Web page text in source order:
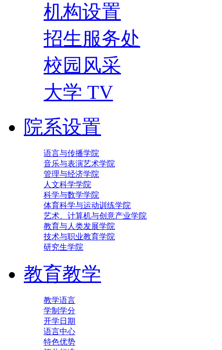
机构设置
招生服务处
校园风采
大学 TV
院系设置
语言与传播学院
音乐与表演艺术学院
管理与经济学院
人文科学学院
科学与数学学院
体育科学与运动训练学院
艺术、计算机与创意产业学院
教育与人类发展学院
技术与职业教育学院
研究生学院
教育教学
教学语言
学制学分
开学日期
语言中心
特色优势